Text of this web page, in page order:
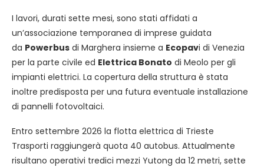
I lavori, durati sette mesi, sono stati affidati a
un’associazione temporanea di imprese guidata
da Powerbus di Marghera insieme a Ecopavi di Venezia
per la parte civile ed Elettrica Bonato di Meolo per gli
impianti elettrici. La copertura della struttura è stata
inoltre predisposta per una futura eventuale installazione
di pannelli fotovoltaici.
Entro settembre 2026 la flotta elettrica di Trieste
Trasporti raggiungerà quota 40 autobus. Attualmente
risultano operativi tredici mezzi Yutong da 12 metri, sette